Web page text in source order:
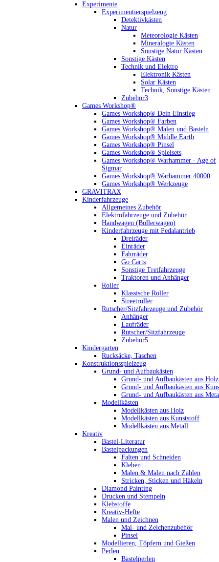
Experimente
Experimentierspielzeug
Detektivkästen
Natur
Meteorologie Kästen
Mineralogie Kästen
Sonstige Natur Kästen
Sonstige Kästen
Technik und Elektro
Elektronik Kästen
Solar Kästen
Technik, Sonstige Kästen
Zubehör3
Games Workshop®
Games Workshop® Dein Einstieg
Games Workshop® Farben
Games Workshop® Malen und Basteln
Games Workshop® Middle Earth
Games Workshop® Pinsel
Games Workshop® Spielsets
Games Workshop® Warhammer - Age of
Sigmar
Games Workshop® Warhammer 40000
Games Workshop® Werkzeuge
GRAVITRAX
Kinderfahrzeuge
Allgemeines Zubehör
Elektrofahrzeuge und Zubehör
Handwagen (Bollerwagen)
Kinderfahrzeuge mit Pedalantrieb
Dreiräder
Einräder
Fahrräder
Go Carts
Sonstige Tretfahrzeuge
Traktoren und Anhänger
Roller
Klassische Roller
Streetroller
Rutscher/Sitzfahrzeuge und Zubehör
Anhänger
Laufräder
Rutscher/Sitzfahrzeuge
Zubehör5
Kindergarten
Rucksäcke, Taschen
Konstruktionsspielzeug
Grund- und Aufbaukästen
Grund- und Aufbaukästen aus Holz
Grund- und Aufbaukästen aus
Grund- und Aufbaukästen aus
Modellkästen
Modellkästen aus Holz
Modellkästen aus Kunststoff
Modellkästen aus Metall
Kreativ
Bastel-Literatur
Bastelpackungen
Falten und Schneiden
Kleben
Malen & Malen nach Zahlen
Stricken, Sticken und Häkeln
Diamond Painting
Drucken und Stempeln
Klebstoffe
Kreativ-Hefte
Malen und Zeichnen
Mal- und Zeichenzubehör
Pinsel
Modellieren, Töpfern und Gießen
Perlen
Bastelperlen